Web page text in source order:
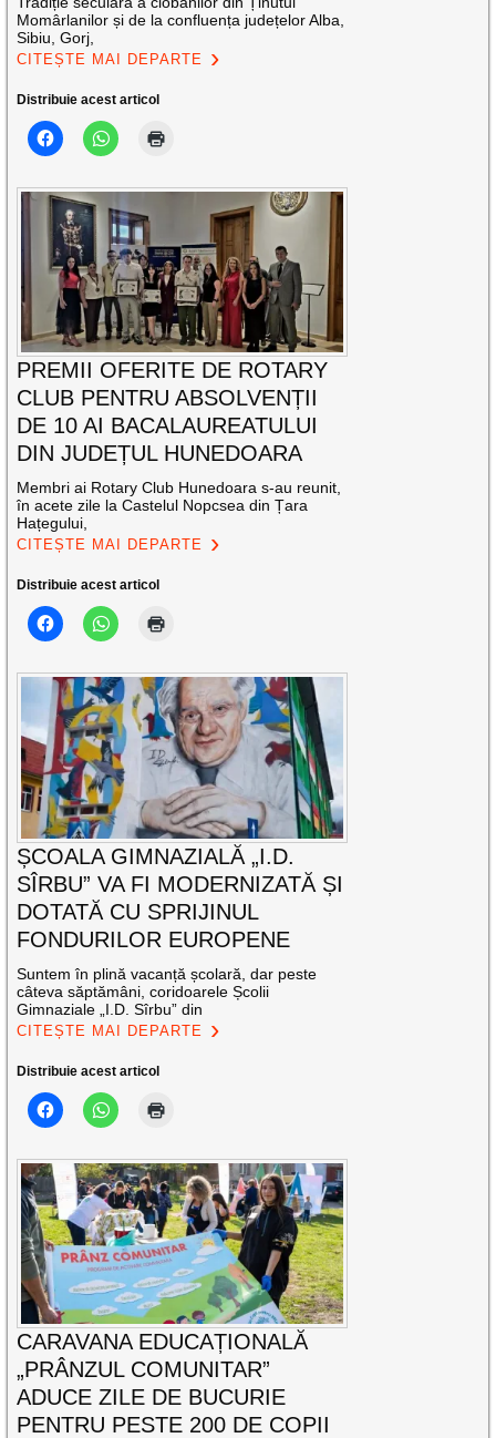
Momârlanilor și de la confluența județelor Alba,
Sibiu, Gorj,
CITEȘTE MAI DEPARTE
Distribuie acest articol
PREMII OFERITE DE ROTARY
CLUB PENTRU ABSOLVENȚII
DE 10 AI BACALAUREATULUI
DIN JUDEȚUL HUNEDOARA
Membri ai Rotary Club Hunedoara s-au reunit,
în acete zile la Castelul Nopcsea din Țara
Hațegului,
CITEȘTE MAI DEPARTE
Distribuie acest articol
ȘCOALA GIMNAZIALĂ „I.D.
SÎRBU” VA FI MODERNIZATĂ ȘI
DOTATĂ CU SPRIJINUL
FONDURILOR EUROPENE
Suntem în plină vacanță școlară, dar peste
câteva săptămâni, coridoarele Școlii
Gimnaziale „I.D. Sîrbu” din
CITEȘTE MAI DEPARTE
Distribuie acest articol
CARAVANA EDUCAȚIONALĂ
„PRÂNZUL COMUNITAR”
ADUCE ZILE DE BUCURIE
PENTRU PESTE 200 DE COPII